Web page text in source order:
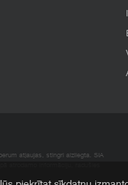
atļaujas, stingri aizliegta. SIA